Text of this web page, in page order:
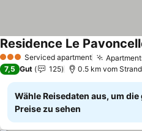
3 SterneServiced apartment
Residence Le
7,5 Gut 125 0.5 km vom
Wähle Reisedaten aus, um die
Preise zu sehen